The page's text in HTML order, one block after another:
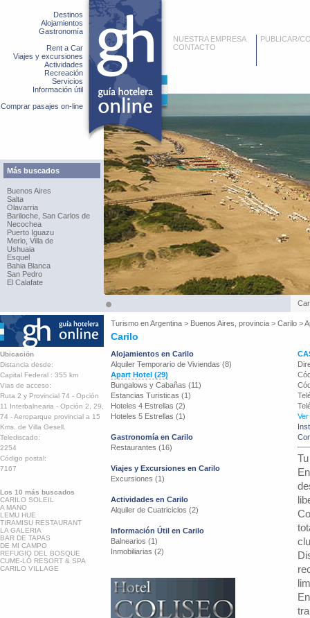
Destinos
Alojamientos
Gastronomía
Rent a Car
Viajes y excursiones
Actividades
Recreación
Servicios
Información útil
Comprar pasajes on-line
Más buscados
Buenos Aires
Salta
Olavarria
Bariloche, San Carlos de
Necochea
Puerto Iguazu
Merlo, Villa de
Ushuaia
Esquel
Bahia Blanca
San Pedro
El Calafate
NUESTRA EMPRESA
CONTACTO
PUBLICAR/
Turismo enArgentina > Buenos Aires, provincia > Carilo >
Carilo
Ubicación
Distancia desde:
Capital Federal : 355 km
Vias de acceso:
Ruta 2 y Provincial 74 - Opción
11 Interbalnearia - Opción 2, 29,
74 - Aeroparque provincial a 15
Kms. de Villa Gesell.
Telediscado:
2254
Código postal:
7167
Los 10 más buscados
CARILO SOLEIL
A MANO
LEMU HUE
TIRAMISU RESTAURANT
LA GALERIA
BAR DE TAPAS
DE MI CAMPO
REFUGIO DEL BOSQUE
CUME-LÓ RESORT & SPA
CARILO VILLAGE
Alojamientos en Carilo
Alquiler Temporario de Viviendas (8)
Apart Hotel (29)
Bungalows y Cabañas (11)
Estancias Turisticas (1)
Hoteles 4 Estrellas (2)
Hoteles 5 Estrellas (1)
Gastronomía en Carilo
Restaurantes (16)
Viajes y Excursiones en Carilo
Excursiones (1)
Actividades en Carilo
Alquiler de Cuatriciclos (2)
Información Útil en Carilo
Balnearios (1)
Inmobiliarias (2)